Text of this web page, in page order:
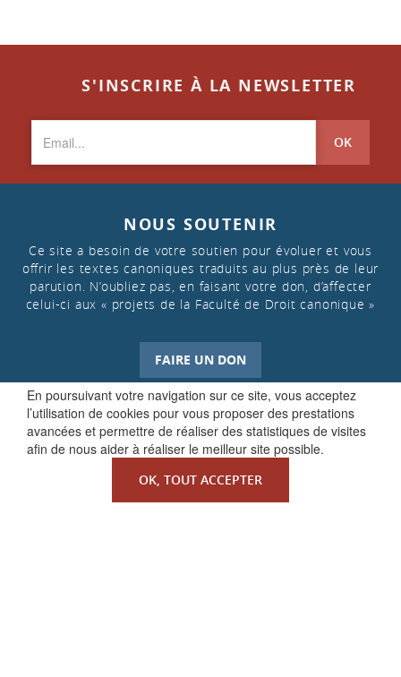
En poursuivant votre navigation sur ce site, vous acceptez
l’utilisation de cookies pour vous proposer des prestations
avancées et permettre de réaliser des statistiques de visites
afin de nous aider à réaliser le meilleur site possible.
OK, TOUT ACCEPTER
S'INSCRIRE À LA NEWSLETTER
OK
NOUS SOUTENIR
Ce site a besoin de votre soutien pour évoluer et vous
offrir les textes canoniques traduits au plus près de leur
parution. N’oubliez pas, en faisant votre don, d’affecter
celui-ci aux « projets de la Faculté de Droit canonique »
FAIRE UN DON